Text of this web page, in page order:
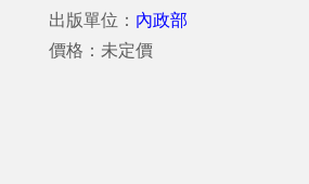
出版單位： 內政部
價格：未定價